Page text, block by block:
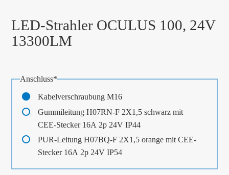
LED-Strahler OCULUS 100, 24V
13300LM
Pflichtfeld
Anschluss*
Kabelverschraubung M16
Gummileitung H07RN-F 2X1,5 schwarz mit
CEE-Stecker 16A 2p 24V IP44
PUR-Leitung H07BQ-F 2X1,5 orange mit CEE-
Stecker 16A 2p 24V IP54